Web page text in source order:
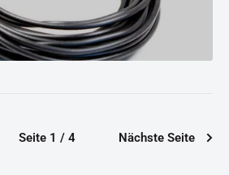
Seite 1 / 4 Nächste Seite